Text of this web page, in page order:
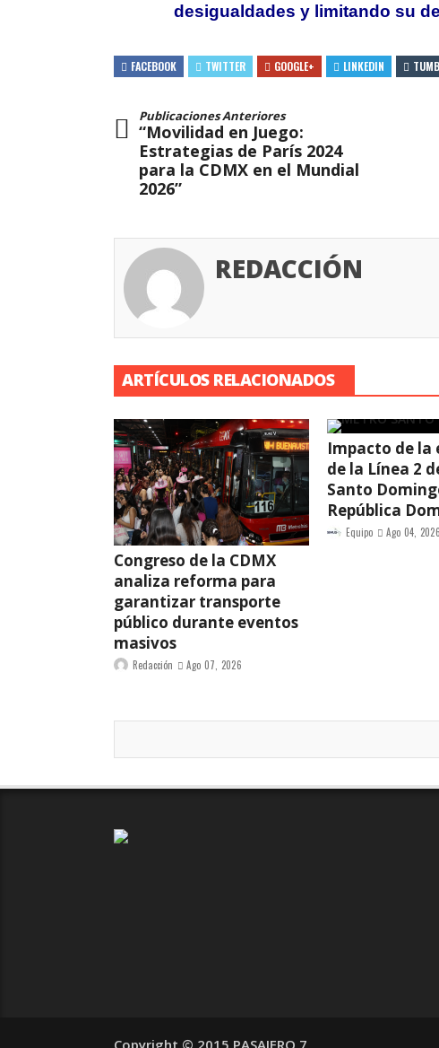
desigualdadesy limitando su
FACEBOOK TWITTER GOOGLE+ LINKEDIN
Publicaciones Anteriores
“Movilidad en Juego:
Estrategias de París 2024
para la CDMX en el Mundial
2026”
REDACCIÓN
ARTÍCULOS RELACIONADOS
Congreso de la CDMX
analiza reforma para
garantizar transporte
público durante eventos
masivos
Redacción Ago 07, 2026
Impacto de la
de la Línea 2
Santo
República
Equipo Ago 04, 2026